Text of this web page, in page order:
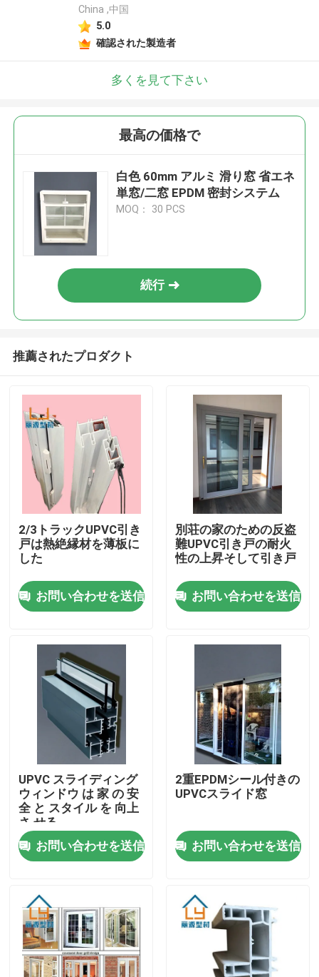
家
プロダクト
ビデオ
私達について
工場旅行
品質管理
私達に連絡しなさい
UPVCのドアのプロフィール
UPVCの窓のプロフィール
China ,中国
5.0
確認された製造者
多くを見て下さい
最高の価格で
白色 60mm アルミ 滑り窓 省エネ
単窓/二窓 EPDM 密封システム
MOQ： 30 PCS
続行
推薦されたプロダクト
2/3トラックUPVC引き
戸は熱絶縁材を薄板に
した
お問い合わせを送信
別荘の家のための反盗
難UPVC引き戸の耐火
性の上昇そして引き戸
お問い合わせを送信
UPVC スライディング
ウィンドウ は 家 の 安
全 と スタイル を 向上
さ せる
お問い合わせを送信
2重EPDMシール付きの
UPVCスライド窓
お問い合わせを送信